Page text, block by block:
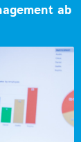
ab